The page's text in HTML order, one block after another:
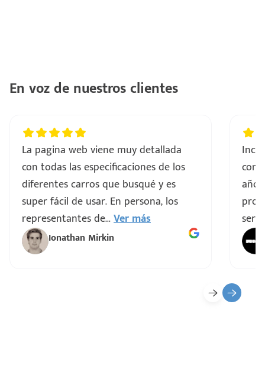
En voz de nuestros clientes
La pagina web viene muy detallada
con todas las especificaciones de los
diferentes carros que busqué y es
super fácil de usar. En persona, los
representantes de...Ver más
Ionathan Mirkin